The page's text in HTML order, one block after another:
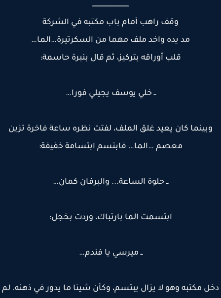
ـــــــــــــــــــــــــــــــــــــ
وقف راهب أمام باب مكتبه في الشركة
مد يده واخد ملف مهما من السكرتيرة…الما…
قلب أوراقه بتركيز، ثم قال بنبرة حاسمة:
ــ خلي يوسف يجيلي فورا…
وبينما كان يعيد غلق الملف، لفتت نظره ساعة فاخرة تزين
معصم …الما… فابتسم ابتسامة خفيفة:
ــ حلوة الساعة... والبرفان كمان…
ابتسمت الما بارتباك، وردت بخجل:
ــ ميرسي يا فندم…
مكتبه وهو لا يزال يبتسم، وكأن شيئا ما يدور في ذهنه. لم